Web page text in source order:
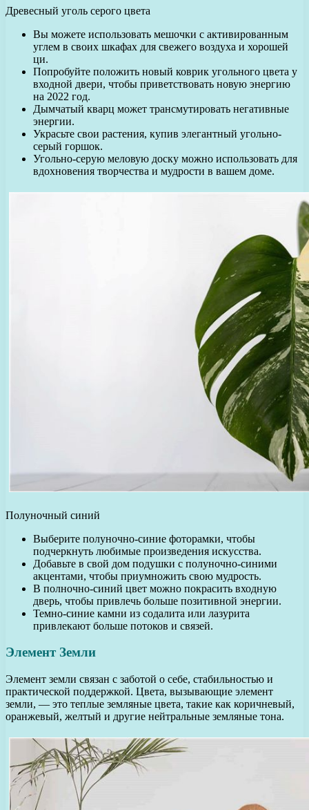
Древесный уголь серого цвета
Вы можете использовать мешочки с активированным
углем в своих шкафах для свежего воздуха и хорошей
ци.
Попробуйте положить новый коврик угольного цвета у
входной двери, чтобы приветствовать новую энергию
на 2022 год.
Дымчатый кварц может трансмутировать негативные
энергии.
Украсьте свои растения, купив элегантный угольно-
серый горшок.
Угольно-серую меловую доску можно использовать для
вдохновения творчества и мудрости в вашем доме.
Полуночный синий
Выберите полуночно-синие фоторамки, чтобы
подчеркнуть любимые произведения искусства.
Добавьте в свой дом подушки с полуночно-синими
акцентами, чтобы приумножить свою мудрость.
В полночно-синий цвет можно покрасить входную
дверь, чтобы привлечь больше позитивной энергии.
Темно-синие камни из содалита или лазурита
привлекают больше потоков и связей.
Элемент Земли
Элемент земли связан с заботой о себе, стабильностью и
практической поддержкой. Цвета, вызывающие элемент
земли, — это теплые земляные цвета, такие как коричневый,
оранжевый, желтый и другие нейтральные земляные тона.